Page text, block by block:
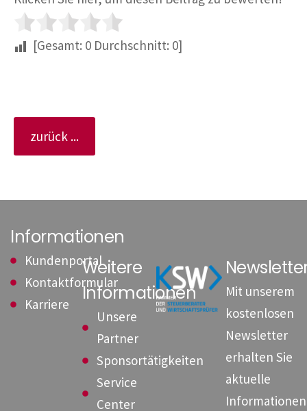
[Gesamt: 0 Durchschnitt: 0]
zurück ...
Informationen
Kundenportal
Kontaktformular
Karriere
Weitere
Informationen
Unsere
Partner
Sponsortätigkeiten
Service
Center
Mit unserem
kostenlosen
Newsletter
erhalten Sie
aktuelle
Informationen